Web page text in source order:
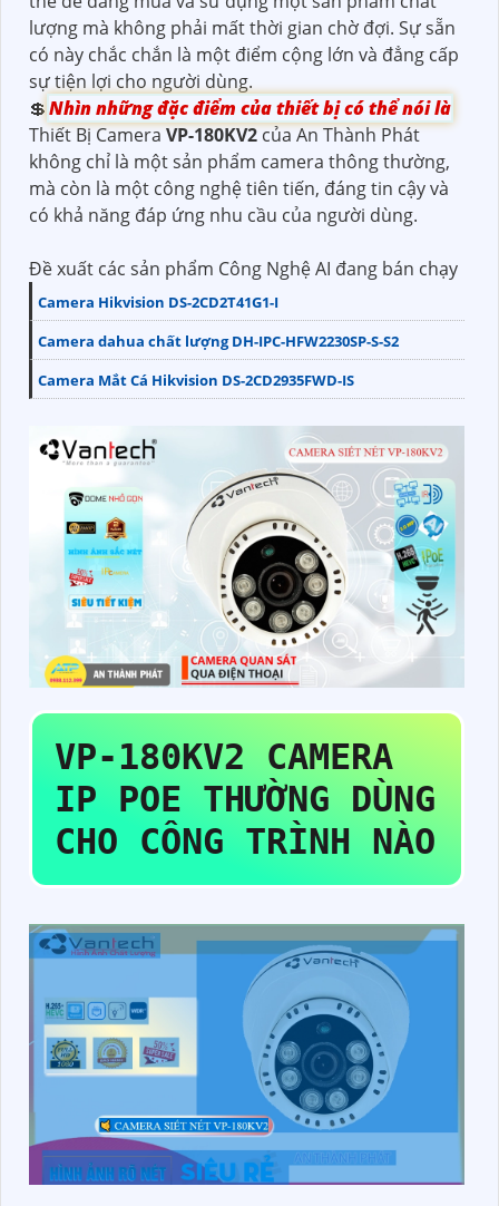
lượng mà không phải mất thời gian chờ đợi. Sự sẵn
có này chắc chắn là một điểm cộng lớn và đẳng cấp
sự tiện lợi cho người dùng.
💲Nhìn những đặc điểm của thiết bị có thể nói là
Thiết Bị CameraVP-180KV2của An Thành Phát
không chỉ là một sản phẩm camera thông thường,
mà còn là một công nghệ tiên tiến, đáng tin cậy và
có khả năng đáp ứng nhu cầu của người dùng.
Đề xuất các sản phẩm Công Nghệ AI đang bán chạy
Camera Hikvision DS-2CD2T41G1-I
Camera dahua chất lượng DH-IPC-HFW2230SP-S-S2
Camera Mắt Cá Hikvision DS-2CD2935FWD-IS
VP-180KV2 CAMERA
IP POE THƯỜNG DÙNG
CHO CÔNG TRÌNH NÀO